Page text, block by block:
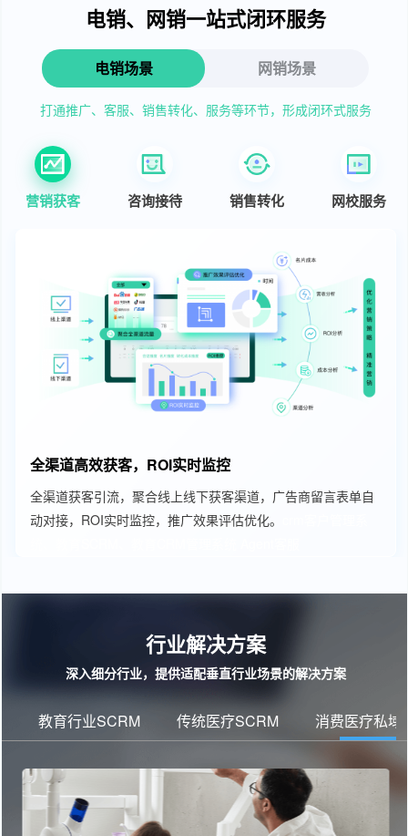
电销、网销一站式闭环服务
电销场景 网销场景
打通推广、客服、销售转化、服务等环节，形成闭环式服务
营销获客 咨询接待 销售转化 网校服务
全渠道高效获客，ROI实时监控
全渠道获客引流，聚合线上线下获客渠道，广告商留言表单自
动对接，ROI实时监控，推广效果评估优化。
行业解决方案
深入细分行业，提供适配垂直行业场景的解决方案
教育行业SCRM 传统医疗SCRM 消费医疗私域